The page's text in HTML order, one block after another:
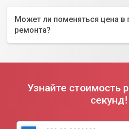
Может ли поменяться цена в
ремонта?
Узнайте стоимость
секунд!